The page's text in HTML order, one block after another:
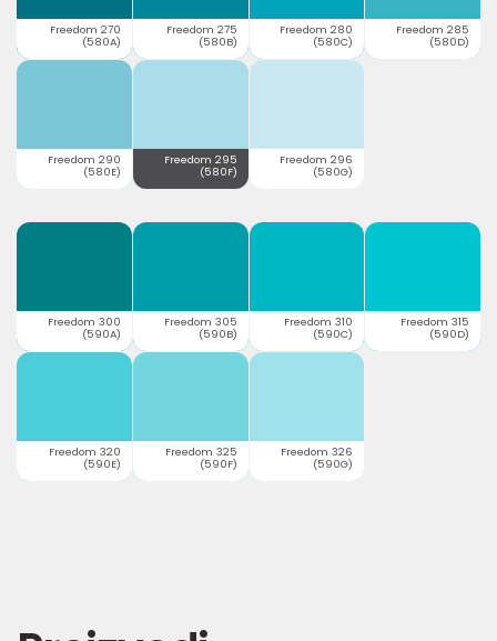
Freedom 270
(580A)
Freedom 275
(580B)
Freedom 280
(580C)
Freedom 285
(580D)
Freedom 290
(580E)
Freedom 295
(580F)
Freedom 296
(580G)
Freedom 300
(590A)
Freedom 305
(590B)
Freedom 310
(590C)
Freedom 315
(590D)
Freedom 320
(590E)
Freedom 325
(590F)
Freedom 326
(590G)